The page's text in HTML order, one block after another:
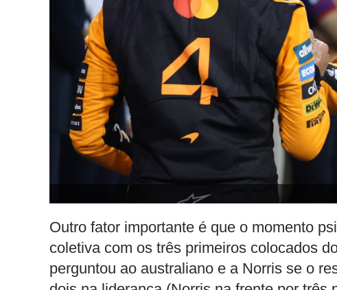
Outro fator importante é que o momento
coletiva com os três primeiros colocados
perguntou ao australiano e a Norris se o